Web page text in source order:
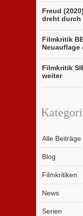
Freud
dreht durch
Filmkritik
Neuauflage
Filmkritik
weiter
Alle Beiträge
Blog
Filmkritiken
News
Serien